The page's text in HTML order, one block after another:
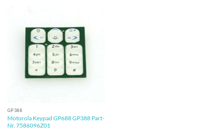
GP388
Motorola Keypad GP688 GP388 Part-
Nr. 7586096Z01